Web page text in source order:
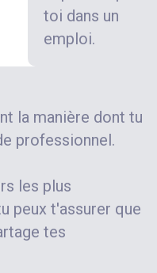
toi dans un
emploi.
la manière dont tu
professionnel.
les plus
peux t'assurer que
tes